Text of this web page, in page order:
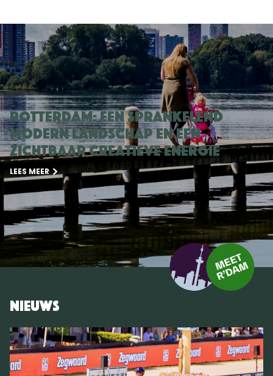
Rotterdam: een sprankelend
modern landschap en een
zichtbaar creatieve energie
LEES MEER
Nieuws